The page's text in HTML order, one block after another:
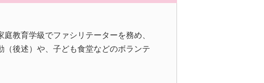
教育学級でファシリテーターを務め、
後述）や、子ども食堂などのボランテ